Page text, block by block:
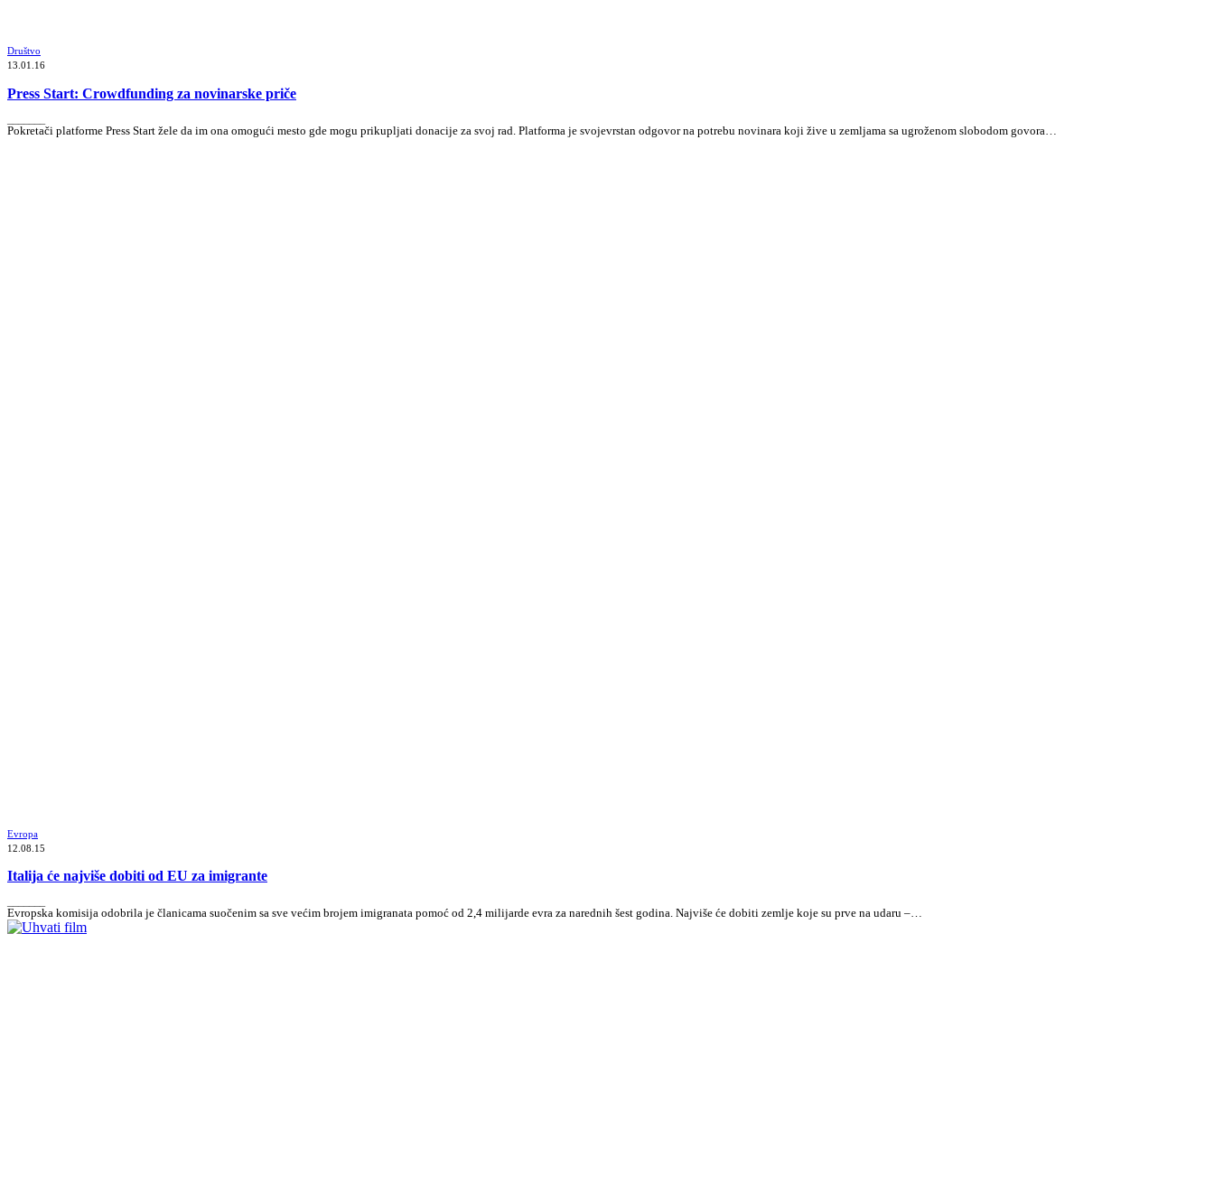
Društvo
13.01.16
Press Start: Crowdfunding za novinarske priče
Pokretači platforme Press Start žele da im ona omogući mesto gde mogu prikupljati donacije za svoj rad. Platforma je svojevrstan odgovor na potrebu novinara koji žive u zemljama sa ugroženom slobodom govora…
Evropa
12.08.15
Italija će najviše dobiti od EU za imigrante
Evropska komisija odobrila je članicama suočenim sa sve većim brojem imigranata pomoć od 2,4 milijarde evra za narednih šest godina. Najviše će dobiti zemlje koje su prve na udaru –…